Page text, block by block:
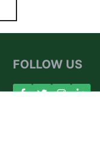
FOLLOW US